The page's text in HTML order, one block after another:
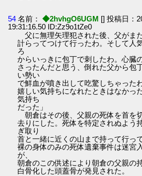
54 名前： ◆2hvhgO6UGM [] 投稿日：
19:31:16.50 ID:Zz9o1tZe0
父に無理矢理犯された後、父がま
計らってつけて行ったわ。そして人
ろ
からいっきに包丁で刺したわ。心臓
さったんだと思う、倒れた父から包
い勢い
で鮮血が噴き出して吃驚しちゃった
嬉しい気持ちになれたときはなかっ
気持ち
だった」
朝倉はその後、父親の死体を首を
去りにした。死体を特定されぬよう
ぎ取り
首と一緒に近くの山まで持って行っ
裸の身体のみの死体遺棄事件は迷宮
が、
朝倉のこの供述により朝倉の父親の
白骨化した頭蓋骨が発見された。